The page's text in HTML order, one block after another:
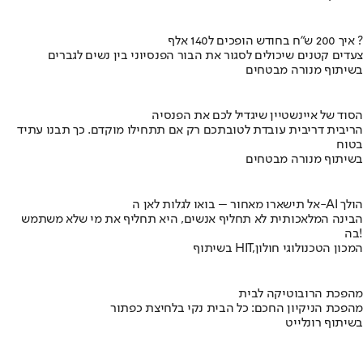
איך 200 ש"ח בחודש הופכים ל140 אלף ?
צעדים קטנים שיכולים לסגור את הבור הפנסיוני בין נשים לגברים
בשיתוף מנורה מבטחים
הסוד של איינשטיין שיגדיל לכם את הפנסיה
הריבית דריבית עובדת לטובתכם רק אם תתחילו מוקדם. כך תבנו עתיד
בטוח
בשיתוף מנורה מבטחים
אל תישארו מאחור – בואו לגלות לאן ה-AI הולך
הבינה המלאכותית לא תחליף אנשים, היא תחליף את מי שלא משתמש
בה!
בשיתוף HIT,המכון הטכנולוגי חולון
מהפכת הרובוטיקה לבית
מהפכת הניקיון החכם: כל הבית נקי בלחיצת כפתור
בשיתוף רונלייט